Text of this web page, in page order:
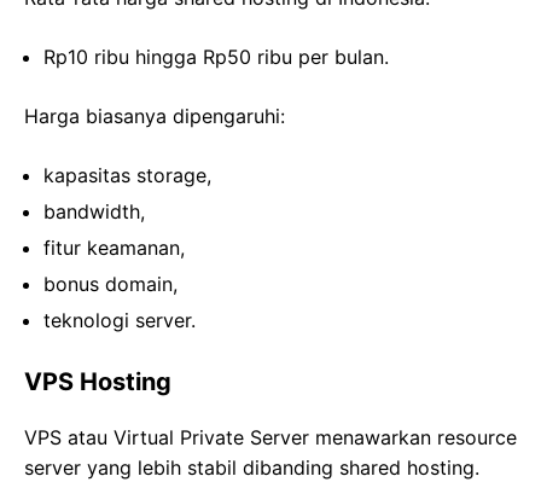
Rp10 ribu hingga Rp50 ribu per bulan.
Harga biasanya dipengaruhi:
kapasitas storage,
bandwidth,
fitur keamanan,
bonus domain,
teknologi server.
VPS Hosting
VPS atau Virtual Private Server menawarkan resource
server yang lebih stabil dibanding shared hosting.